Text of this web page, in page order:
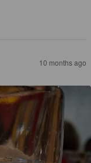
10 months ago